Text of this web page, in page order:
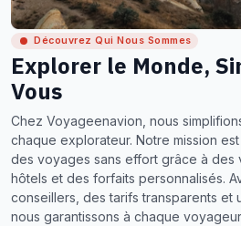
Découvrez Qui Nous Sommes
Explorer le Monde,
Vous
Chez Voyageenavion, nous
chaque explorateur. Notre mission
des voyages sans effort grâce à des
hôtels et des forfaits personnalisés.
conseillers, des tarifs transparents et
nous garantissons à chaque